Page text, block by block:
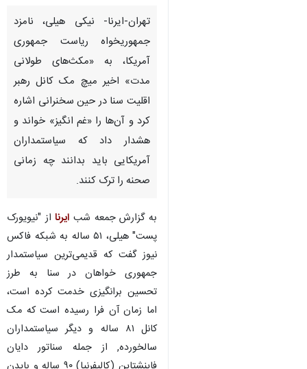
تهران-ایرنا- نیکی هیلی، نامزد
جمهوریخواه ریاست جمهوری
آمریکا، به «مکث‌های طولانی
مدت» اخیر میچ مک کانل رهبر
اقلیت سنا در حین سخنرانی اشاره
کرد و آن‌ها را «غم انگیز» خواند و
هشدار داد که سیاستمداران
آمریکایی باید بدانند چه زمانی
صحنه را ترک کنند.
به گزارش جمعه شب ایرنااز "نیویورک
پست" هیلی، ۵۱ ساله به شبکه فاکس
نیوز گفت که قدیمی‌ترین سیاستمدار
جمهوری خواهان در سنا به طرز
تحسین برانگیزی خدمت کرده است،
اما زمان آن فرا رسیده است که مک
کانل ۸۱ ساله و دیگر سیاستمداران
سالخورده, از جمله سناتور دایان